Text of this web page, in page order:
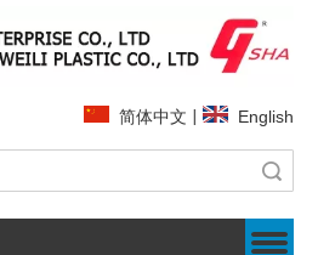
简体中文 | English